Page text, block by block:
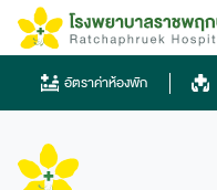
Skip
content
ไทย
ไทย
English
Chinese
อัตราค่าห้องพัก